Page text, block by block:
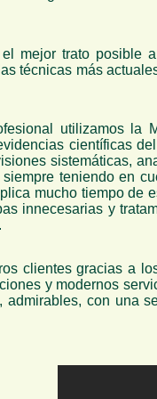
mejor trato posible
técnicas más
utilizamos la
científicas
sistemáticas,
teniendo en
mucho tiempo de
innecesarias y
clientes gracias a
y modernos
con una